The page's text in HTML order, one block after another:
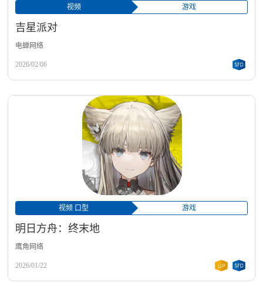
视频 游戏
吉星派对
电蝉网络
2026/02/06
视频 口型 游戏
明日方舟：终末地
鹰角网络
2026/01/22